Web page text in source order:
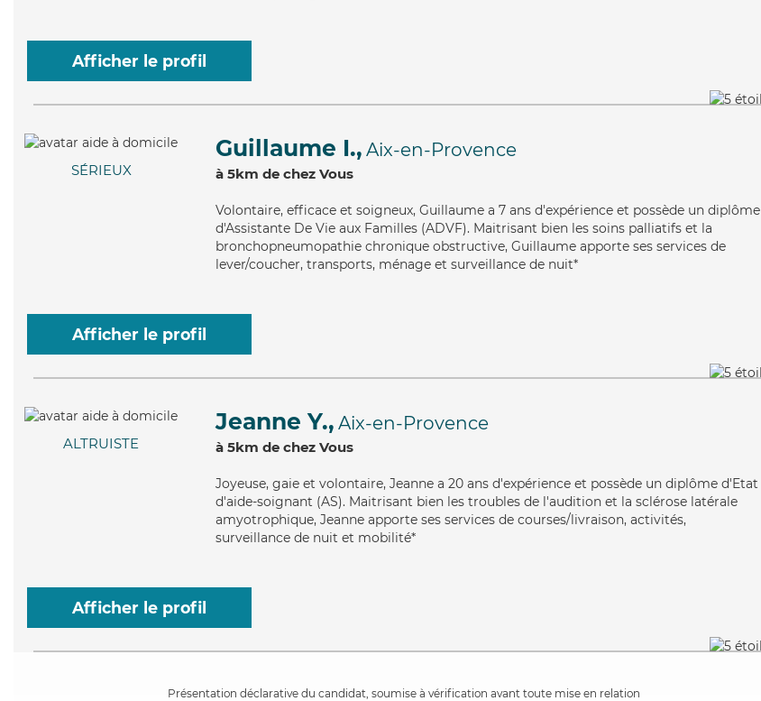
Afficher le profil
SÉRIEUX
Guillaume I., Aix-en-Provence
à 5km de chez Vous
Volontaire, efficace et soigneux, Guillaume a 7 ans d'expérience et possède un diplôme
d'Assistante De Vie aux Familles (ADVF). Maitrisant bien les soins palliatifs et la
bronchopneumopathie chronique obstructive, Guillaume apporte ses services de
lever/coucher, transports, ménage et surveillance de nuit*
Afficher le profil
ALTRUISTE
Jeanne Y., Aix-en-Provence
à 5km de chez Vous
Joyeuse, gaie et volontaire, Jeanne a 20 ans d'expérience et possède un diplôme d'Etat
d'aide-soignant (AS). Maitrisant bien les troubles de l'audition et la sclérose latérale
amyotrophique, Jeanne apporte ses services de courses/livraison, activités,
surveillance de nuit et mobilité*
Afficher le profil
Présentation déclarative du candidat, soumise à vérification avant toute mise en relation